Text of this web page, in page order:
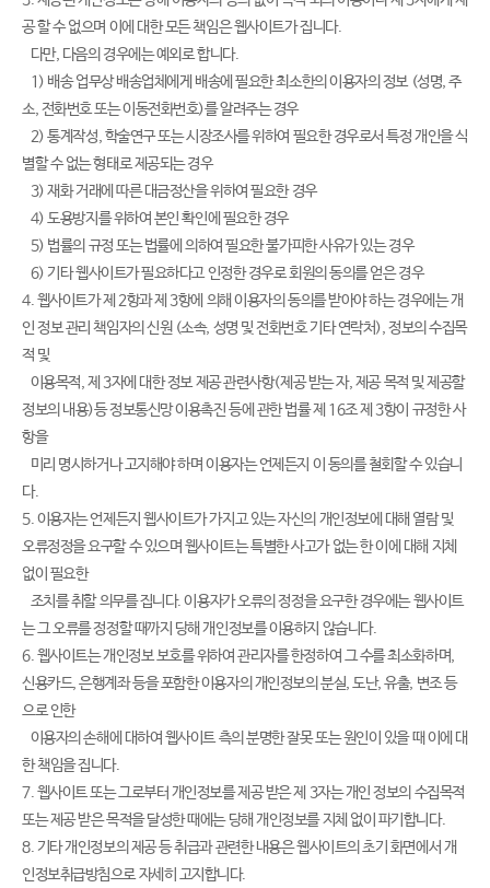
공 할 수 없으며 이에 대한 모든 책임은 웹사이트가 집니다.
다만, 다음의 경우에는 예외로 합니다.
1) 배송 업무상 배송업체에게 배송에 필요한 최소한의 이용자의 정보 (성명, 주
소, 전화번호 또는 이동전화번호)를 알려주는 경우
2) 통계작성, 학술연구 또는 시장조사를 위하여 필요한 경우로서 특정 개인을 식
별할 수 없는 형태로 제공되는 경우
3) 재화 거래에 따른 대금정산을 위하여 필요한 경우
4) 도용방지를 위하여 본인 확인에 필요한 경우
5) 법률의 규정 또는 법률에 의하여 필요한 불가피한 사유가 있는 경우
6) 기타 웹사이트가 필요하다고 인정한 경우로 회원의 동의를 얻은 경우
4. 웹사이트가 제 2항과 제 3항에 의해 이용자의 동의를 받아야 하는 경우에는 개
인 정보 관리 책임자의 신원 (소속, 성명 및 전화번호 기타 연락처), 정보의 수집목
적 및
이용목적, 제 3자에 대한 정보 제공 관련사항(제공 받는 자, 제공 목적 및 제공할
정보의 내용)등 정보통신망 이용촉진 등에 관한 법률 제 16조 제 3항이 규정한 사
항을
미리 명시하거나 고지해야 하며 이용자는 언제든지 이 동의를 철회할 수 있습니
다.
5. 이용자는 언제든지 웹사이트가 가지고 있는 자신의 개인정보에 대해 열람 및
오류정정을 요구할 수 있으며 웹사이트는 특별한 사고가 없는 한 이에 대해 지체
없이 필요한
조치를 취할 의무를 집니다. 이용자가 오류의 정정을 요구한 경우에는 웹사이트
는 그 오류를 정정할 때까지 당해 개인정보를 이용하지 않습니다.
6. 웹사이트는 개인정보 보호를 위하여 관리자를 한정하여 그 수를 최소화하며,
신용카드, 은행계좌 등을 포함한 이용자의 개인정보의 분실, 도난, 유출, 변조 등
으로 인한
이용자의 손해에 대하여 웹사이트 측의 분명한 잘못 또는 원인이 있을 때 이에 대
한 책임을 집니다.
7. 웹사이트 또는 그로부터 개인정보를 제공 받은 제 3자는 개인 정보의 수집목적
또는 제공 받은 목적을 달성한 때에는 당해 개인정보를 지체 없이 파기합니다.
8. 기타 개인정보의 제공 등 취급과 관련한 내용은 웹사이트의 초기 화면에서 개
인정보취급방침으로 자세히 고지합니다.